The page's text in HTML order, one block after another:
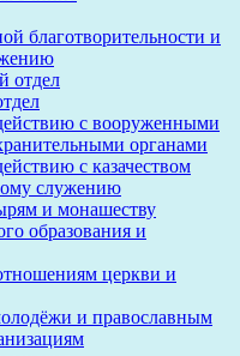
благотворительности и
отдел
с вооруженными
органами
с казачеством
служению
и монашеству
образования и
церкви и
и православным